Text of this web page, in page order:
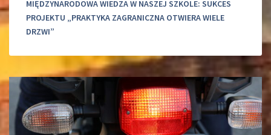
MIĘDZYNARODOWA WIEDZA W NASZEJ SZKOLE: SUKCES
PROJEKTU „PRAKTYKA ZAGRANICZNA OTWIERA WIELE
DRZWI”